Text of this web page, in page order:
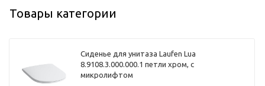
Товары категории
Сиденье для унитаза Laufen Lua
8.9108.3.000.000.1 петли хром, с
микролифтом